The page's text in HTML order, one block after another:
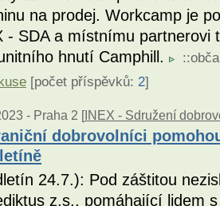
na prodej. Workcamp je
- SDA a místnímu partnerovi
hnutí Camphill.
::
[počet příspěvků: 2]
- Praha 2 [INEX - Sdružení
dobrovolníci
24.7.): Pod záštitou
z.s., pomáhající lidem